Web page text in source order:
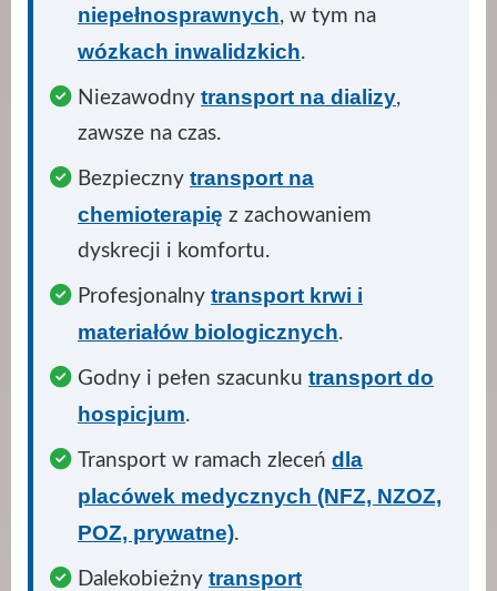
niepełnosprawnych, w tym na
wózkach inwalidzkich.
Niezawodny transport na dializy,
zawsze na czas.
Bezpieczny transport na
chemioterapię z zachowaniem
dyskrecji i komfortu.
Profesjonalny transport krwi i
materiałów biologicznych.
Godny i pełen szacunku transport do
hospicjum.
Transport w ramach zleceń dla
placówek medycznych (NFZ, NZOZ,
POZ, prywatne).
Dalekobieżny transport